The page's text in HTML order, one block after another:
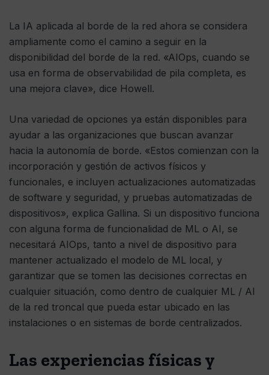
La IA aplicada al borde de la red ahora se considera
ampliamente como el camino a seguir en la
disponibilidad del borde de la red. «AIOps, cuando se
usa en forma de observabilidad de pila completa, es
una mejora clave», dice Howell.
Una variedad de opciones ya están disponibles para
ayudar a las organizaciones que buscan avanzar
hacia la autonomía de borde. «Estos comienzan con la
incorporación y gestión de activos físicos y
funcionales, e incluyen actualizaciones automatizadas
de software y seguridad, y pruebas automatizadas de
dispositivos», explica Gallina. Si un dispositivo funciona
con alguna forma de funcionalidad de ML o AI, se
necesitará AIOps, tanto a nivel de dispositivo para
mantener actualizado el modelo de ML local, y
garantizar que se tomen las decisiones correctas en
cualquier situación, como dentro de cualquier ML / AI
de la red troncal que pueda estar ubicado en las
instalaciones o en sistemas de borde centralizados.
Las experiencias físicas y